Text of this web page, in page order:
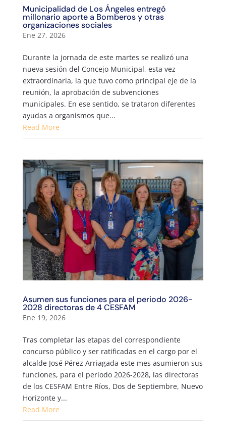
Municipalidad de Los Ángeles entregó
millonario aporte a Bomberos y otras
organizaciones sociales
Ene 27, 2026
Durante la jornada de este martes se realizó una
nueva sesión del Concejo Municipal, esta vez
extraordinaria, la que tuvo como principal eje de la
reunión, la aprobación de subvenciones
municipales. En ese sentido, se trataron diferentes
ayudas a organismos que...
Read More
Asumen sus funciones para el periodo 2026-
2028 directoras de 4 CESFAM
Ene 19, 2026
Tras completar las etapas del correspondiente
concurso público y ser ratificadas en el cargo por el
alcalde José Pérez Arriagada este mes asumieron sus
funciones, para el periodo 2026-2028, las directoras
de los CESFAM Entre Ríos, Dos de Septiembre, Nuevo
Horizonte y...
Read More